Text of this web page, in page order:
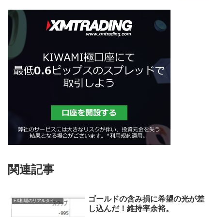
関連記事
FX相場のリアルタイム情報
ゴールドの含み損に希望の光が差
し込んだ！維持率余裕。